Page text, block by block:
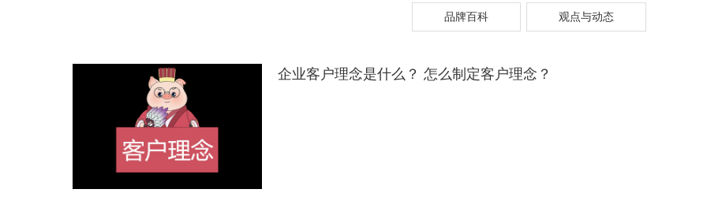
品牌百科 观点与动态
企业客户理念是什么？ 怎么制定客户理念？